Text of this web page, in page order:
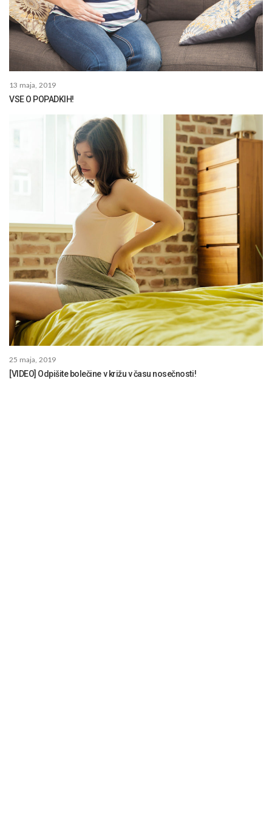
13 maja, 2019
VSE O POPADKIH!
25 maja, 2019
[VIDEO] Odpišite bolečine v križu v času nosečnosti!